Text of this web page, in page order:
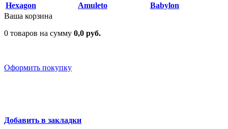
Hexagon Amuleto
Babylon
Ваша корзина
0 товаров на сумму 0,0 руб.
Оформить покупку
Добавить в закладки